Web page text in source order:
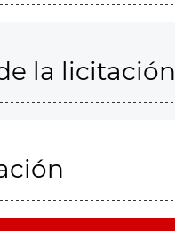
la licitación